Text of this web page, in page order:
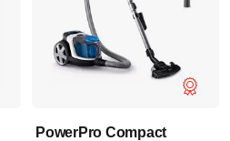
PowerPro Compact